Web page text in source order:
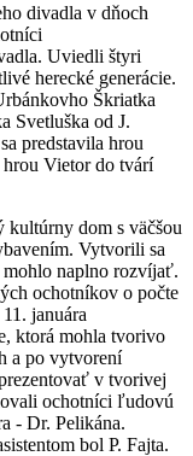
divadla v dňoch
Uviedli štyri
herecké generácie.
Škriatka
Svetluška od J.
predstavila hrou
Vietor do tvárí
dom s väčšou
Vytvorili sa
naplno rozvíjať.
ochotníkov o počte
januára
ktorá mohla tvorivo
a po vytvorení
v tvorivej
ochotníci ľudovú
- Dr. Pelikána.
bol P. Fajta.